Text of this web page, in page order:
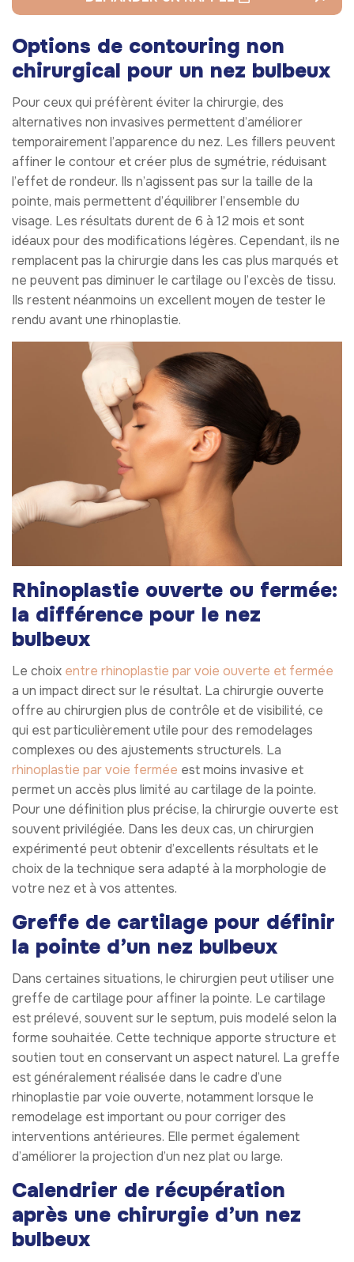
Options de contouring non
chirurgical pour un nez bulbeux
Pour ceux qui préfèrent éviter la chirurgie, des
alternatives non invasives permettent d’améliorer
temporairement l’apparence du nez. Les fillers peuvent
affiner le contour et créer plus de symétrie, réduisant
l’effet de rondeur. Ils n’agissent pas sur la taille de la
pointe, mais permettent d’équilibrer l’ensemble du
visage. Les résultats durent de 6 à 12 mois et sont
idéaux pour des modifications légères. Cependant, ils ne
remplacent pas la chirurgie dans les cas plus marqués et
ne peuvent pas diminuer le cartilage ou l’excès de tissu.
Ils restent néanmoins un excellent moyen de tester le
rendu avant une rhinoplastie.
Rhinoplastie ouverte ou fermée:
la différence pour le nez
bulbeux
Le choix entre rhinoplastie par voie ouverte et fermée
a un impact direct sur le résultat. La chirurgie ouverte
offre au chirurgien plus de contrôle et de visibilité, ce
qui est particulièrement utile pour des remodelages
complexes ou des ajustements structurels. La
rhinoplastie par voie fermée est moins invasive et
permet un accès plus limité au cartilage de la pointe.
Pour une définition plus précise, la chirurgie ouverte est
souvent privilégiée. Dans les deux cas, un chirurgien
expérimenté peut obtenir d’excellents résultats et le
choix de la technique sera adapté à la morphologie de
votre nez et à vos attentes.
Greffe de cartilage pour définir
la pointe d’un nez bulbeux
Dans certaines situations, le chirurgien peut utiliser une
greffe de cartilage pour affiner la pointe. Le cartilage
est prélevé, souvent sur le septum, puis modelé selon la
forme souhaitée. Cette technique apporte structure et
soutien tout en conservant un aspect naturel. La greffe
est généralement réalisée dans le cadre d’une
rhinoplastie par voie ouverte, notamment lorsque le
remodelage est important ou pour corriger des
interventions antérieures. Elle permet également
d’améliorer la projection d’un nez plat ou large.
Calendrier de récupération
après une chirurgie d’un nez
bulbeux